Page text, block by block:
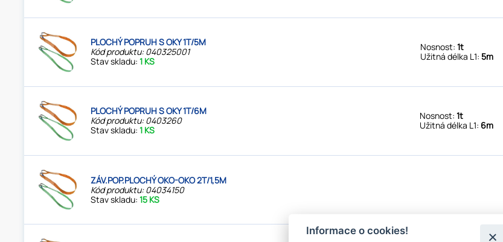
PLOCHÝ POPRUH S OKY 1T/5M
Kód produktu: 040325001
Stav skladu:1 KS
Nosnost: 1t
Užitná délka L1: 5m
PLOCHÝ POPRUH S OKY 1T/6M
Kód produktu: 0403260
Stav skladu:1 KS
Nosnost: 1t
Užitná délka L1: 6m
ZÁV.POP.PLOCHÝ OKO-OKO 2T/1,5M
Kód produktu: 04034150
Stav skladu:15 KS
Informace o cookies!